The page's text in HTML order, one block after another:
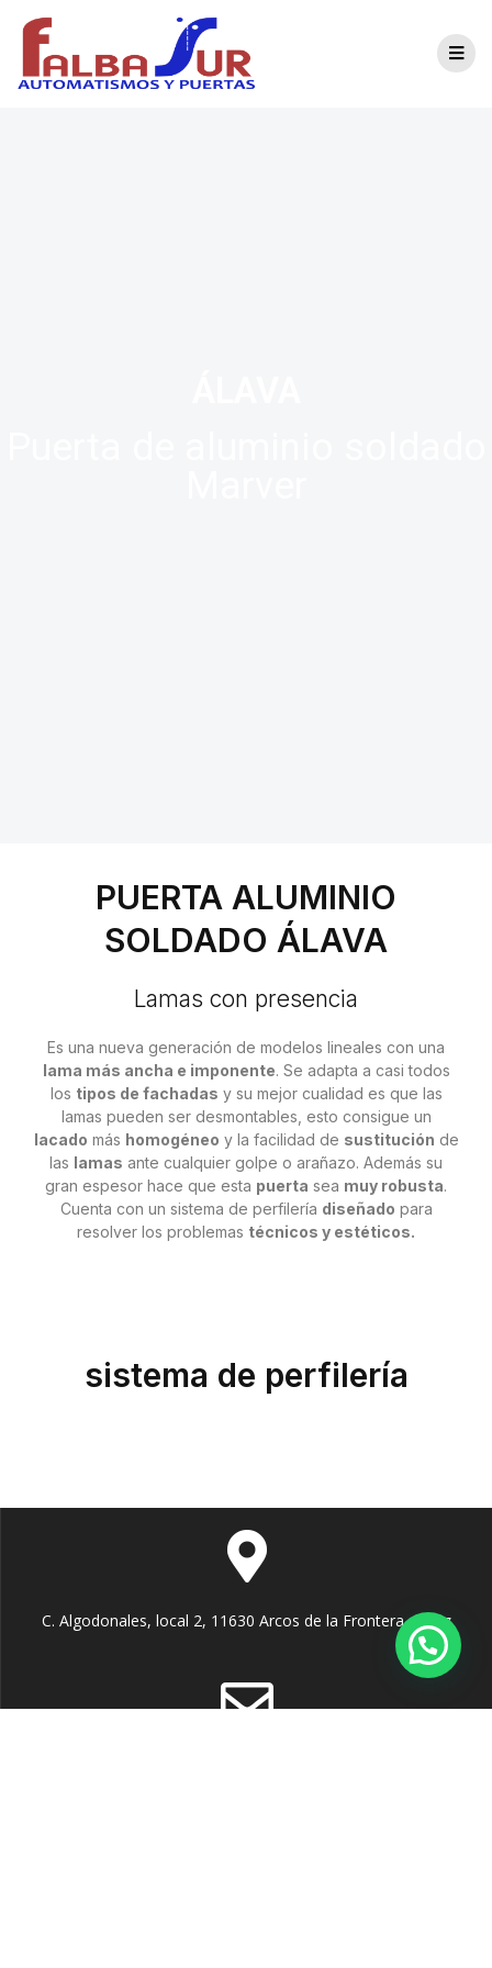
Modelo Álava
PUERTA ALUMINIO
SOLDADO ÁLAVA
Lamas con presencia
Es una nueva generación de modelos lineales con una
lama más ancha e imponente. Se adapta a casi todos
los tipos de fachadas y su mejor cualidad es que las
lamas pueden ser desmontables, esto consigue un
lacado más homogéneo y la facilidad de sustitución de
las lamas ante cualquier golpe o arañazo. Además su
gran espesor hace que esta puerta sea muy robusta.
Cuenta con un sistema de perfilería diseñado para
resolver los problemas técnicos y estéticos.
sistema de perfilería
C. Algodonales, local 2, 11630 Arcos de la Frontera, Cádiz